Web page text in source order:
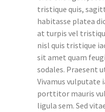
tristique quis,
habitasse platea
at turpis vel
nisl quis tristique
sit amet quam
sodales. Praesent
Vivamus vulputate
porttitor mauris
ligula sem. Sed